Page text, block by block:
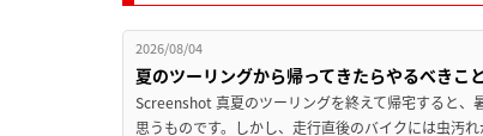
2026/08/04
夏のツーリングから帰ってきたらやるべきこ
Screenshot 真夏のツーリングを終えて帰宅すると、
思うものです。しかし、走行直後のバイクには虫汚